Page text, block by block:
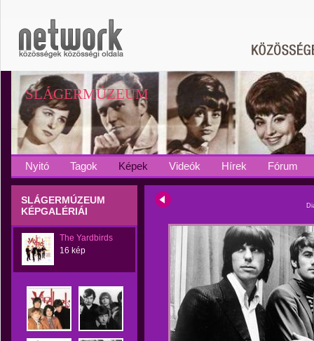
SLÁGERMÚZEUM
Nyitó Tagok Képek Videók Hírek Fórum
SLÁGERMÚZEUM
KÉPGALÉRIÁI
The Yardbirds
16 kép